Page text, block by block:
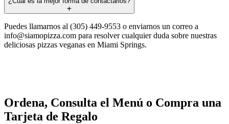
Puedes llamarnos al (305) 449-9553 o enviarnos un correo a
info@siamopizza.com para resolver cualquier duda sobre nuestras
deliciosas pizzas veganas en Miami Springs.
Ordena, Consulta el Menú o Compra una
Tarjeta de Regalo